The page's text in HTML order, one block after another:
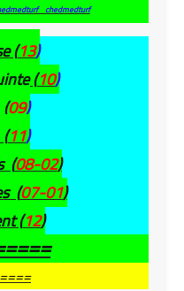
chedmedturf
(13)
(10)
09)
11)
(08-02)
(07-01)
(12)